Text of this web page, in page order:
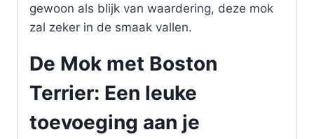
gewoon als blijk van waardering, deze mok
zal zeker in de smaak vallen.
De Mok met Boston
Terrier: Een leuke
toevoeging aan je